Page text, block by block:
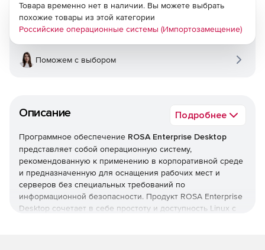
Описание Подробнее
Программное обеспечение ROSA Enterprise Desktop
представляет собой операционную систему,
рекомендованную к применению в корпоративной среде
и предназначенную для оснащения рабочих мест и
серверов без специальных требований по
информационной безопасности. Продукт ROSA Enterprise
Desktop сочетает в себе простоту и доступность Linux с
Товара временно нет в наличии. Вы можете выбрать
похожие товары из этой категории
Российские операционные системы (Импортозамещение)
Поможем с выбором